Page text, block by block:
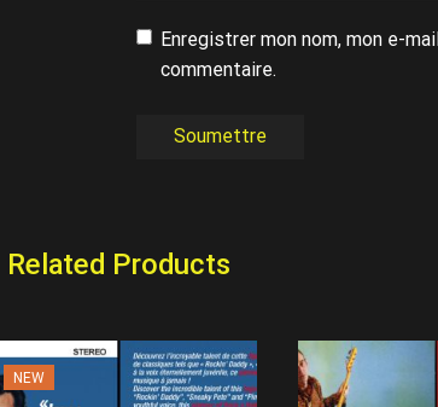
Enregistrer mon nom, mon e-
commentaire.
Related Products
NEW